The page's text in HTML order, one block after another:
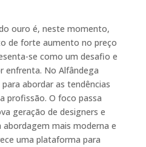
ouro é, neste momento,
de forte aumento no preço
se como um desafio e
enfrenta. No Alfândega
abordar as tendências
profissão. O foco passa
geração de designers e
mais moderna e
uma plataforma para